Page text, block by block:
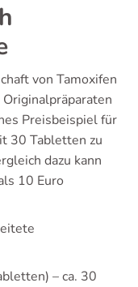
von Tamoxifen
Preisbeispiel für
30 Tabletten zu
dazu kann
10 Euro
– ca. 30